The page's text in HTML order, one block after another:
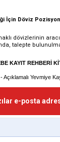
e-posta